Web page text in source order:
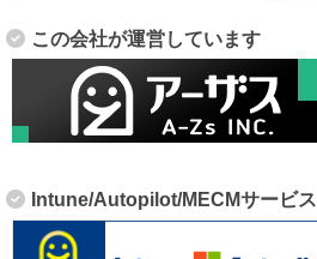
この会社が運営しています
Intune/Autopilot/MECMサービス